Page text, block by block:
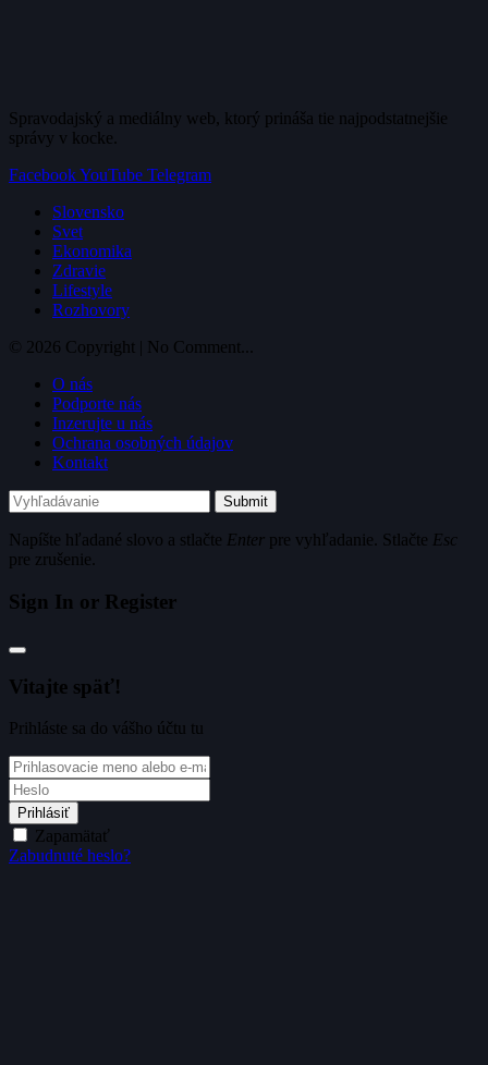
Spravodajský a mediálny web, ktorý prináša tie najpodstatnejšie
správy v kocke.
FacebookYouTube Telegram
Slovensko
Svet
Ekonomika
Zdravie
Lifestyle
Rozhovory
© 2026 Copyright | No Comment...
O nás
Podporte nás
Inzerujte u nás
Ochrana osobných údajov
Kontakt
Submit
Napíšte hľadané slovo a stlačte Enter pre vyhľadanie. Stlačte Esc
pre zrušenie.
Sign In or Register
Vitajte späť!
Prihláste sa do vášho účtu tu
Prihlásiť
Zapamätať
Zabudnuté heslo?